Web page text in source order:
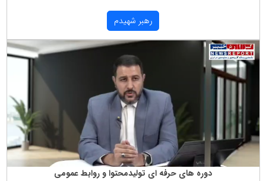
رهبر شهیدم
دوره های حرفه ای تولیدمحتوا و روابط عمومی